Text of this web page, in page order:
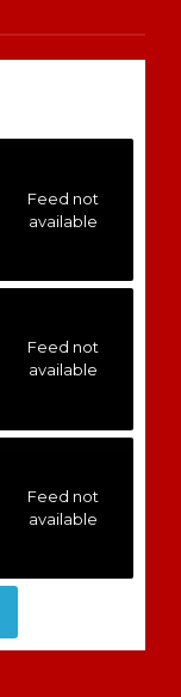
Feed not
available
Feed not
available
Feed not
available